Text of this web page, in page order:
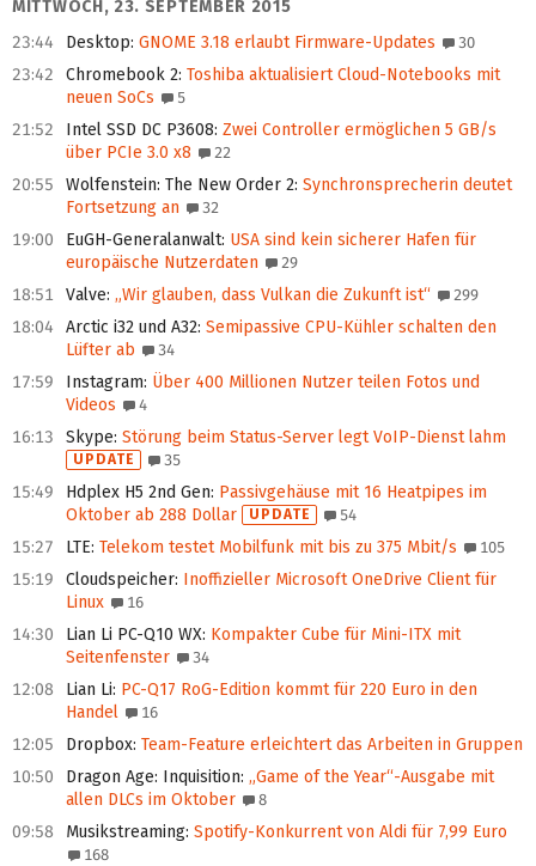
MITTWOCH, 23. SEPTEMBER 2015
23:44
Desktop: GNOME 3.18 erlaubt Firmware-Updates 30
23:42 Chromebook 2: Toshiba aktualisiert Cloud-Notebooks mit
neuen SoCs
5
21:52 Intel SSD DC P3608: Zwei Controller ermöglichen 5 GB/s
über PCIe 3.0 x8
22
20:55 Wolfenstein: The New Order 2: Synchronsprecherin deutet
Fortsetzung an
32
19:00 EuGH-Generalanwalt: USA sind kein sicherer Hafen für
europäische Nutzerdaten
29
18:51 Valve: „Wir glauben, dass Vulkan die Zukunft ist“ 299
18:04 Arctic i32 und A32: Semipassive CPU-Kühler schalten den
Lüfter ab
34
17:59 Instagram: Über 400 Millionen Nutzer teilen Fotos und
Videos
4
16:13 Skype: Störung beim Status-Server legt VoIP-Dienst lahm
UPDATE 35
15:49 Hdplex H5 2nd Gen: Passivgehäuse mit 16 Heatpipes im
Oktober ab 288 Dollar
UPDATE 54
15:27 LTE: Telekom testet Mobilfunk mit bis zu 375 Mbit/s 105
15:19 Cloudspeicher: Inoffizieller Microsoft OneDrive Client für
Linux
16
14:30 Lian Li PC-Q10 WX: Kompakter Cube für Mini-ITX mit
Seitenfenster
34
12:08 Lian Li: PC-Q17 RoG-Edition kommt für 220 Euro in den
Handel
16
12:05 Dropbox: Team-Feature erleichtert das Arbeiten in Gruppen
10:50
Dragon Age: Inquisition: „Game of the Year“-Ausgabe mit
allen DLCs im Oktober
8
09:58 Musikstreaming: Spotify-Konkurrent von Aldi für 7,99 Euro
168